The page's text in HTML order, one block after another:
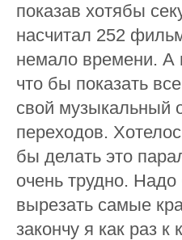
показав хотябы
насчитал 252
немало времени. А
что бы показать
свой музыкальный
переходов.
бы делать это
очень трудно.
вырезать самые
закончу я как раз